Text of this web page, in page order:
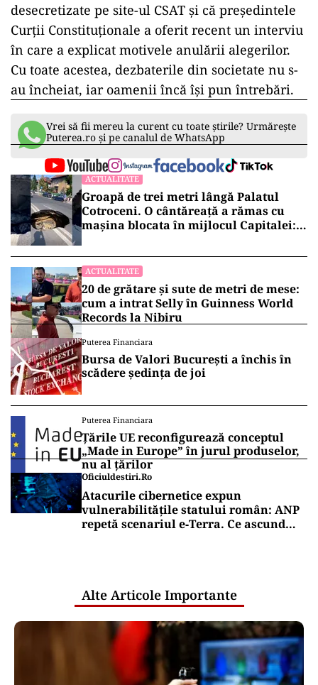
desecretizate pe site-ul CSAT și că președintele
Curții Constituționale a oferit recent un interviu
în care a explicat motivele anulării alegerilor.
Cu toate acestea, dezbaterile din societate nu s-
au încheiat, iar oamenii încă își pun întrebări.
Vrei să fii mereu la curent cu toate știrile? Urmărește
Puterea.ro și pe canalul de WhatsApp
ACTUALITATE
Groapă de trei metri lângă Palatul
Cotroceni. O cântăreață a rămas cu
mașina blocata în mijlocul Capitalei:
ACTUALITATE
20 de grătare și sute de metri de mese:
cum a intrat Selly în Guinness World
Records la Nibiru
Puterea Financiara
Bursa de Valori București a închis în
scădere ședința de joi
Puterea Financiara
Țările UE reconfigurează conceptul
„Made in Europe” în jurul produselor,
nu al țărilor
Oficiuldestiri.ro
Atacurile cibernetice expun
vulnerabilitățile statului român: ANP
repetă scenariul e‑Terra. Ce ascund
Alte Articole Importante